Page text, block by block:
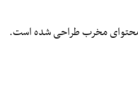
محتوای مخرب طراحی شده است.